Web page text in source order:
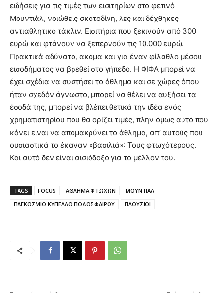
ειδήσεις για τις τιμές των εισιτηρίων στο φετινό
Μουντιάλ, νοιώθεις σκοτοδίνη, λες και δέχθηκες
αντιαθλητικό τάκλιν. Εισιτήρια που ξεκινούν από 300
ευρώ και φτάνουν να ξεπερνούν τις 10.000 ευρώ.
Πρακτικά αδύνατο, ακόμα και για έναν φίλαθλο μέσου
εισοδήματος να βρεθεί στο γήπεδο. Η ΦΙΦΑ μπορεί να
έχει σχέδια να συστήσει το άθλημα και σε χώρες όπου
ήταν σχεδόν άγνωστο, μπορεί να θέλει να αυξήσει τα
έσοδά της, μπορεί να βλέπει θετικά την ιδέα ενός
χρηματιστηρίου που θα ορίζει τιμές, πλην όμως αυτό που
κάνει είναι να απομακρύνει το άθλημα, απ’ αυτούς που
ουσιαστικά το έκαναν «βασιλιά»: Τους φτωχότερους.
Και αυτό δεν είναι αισιόδοξο για το μέλλον του.
TAGS FOCUS ΑΘΛΗΜΑ ΦΤΩΧΩΝ
ΜΟΥΝΤΙΑΛ
ΠΑΓΚΟΣΜΙΟ ΚΥΠΕΛΛΟ ΠΟΔΟΣΦΑΙΡΟΥ
ΠΛΟΥΣΙΟΙ